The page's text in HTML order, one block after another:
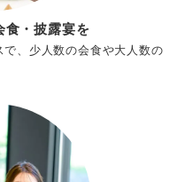
食・披露宴を
、少人数の会食や大人数の